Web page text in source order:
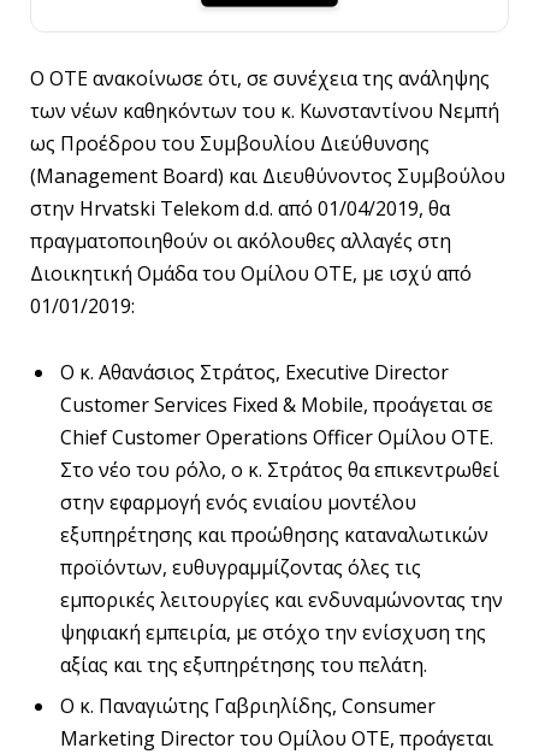
Ο ΟΤΕ ανακοίνωσε ότι, σε συνέχεια της ανάληψης
των νέων καθηκόντων του κ. Κωνσταντίνου Νεμπή
ως Προέδρου του Συμβουλίου Διεύθυνσης
(Management Board) και Διευθύνοντος Συμβούλου
στην Hrvatski Telekom d.d. από 01/04/2019, θα
πραγματοποιηθούν οι ακόλουθες αλλαγές στη
Διοικητική Ομάδα του Ομίλου ΟΤΕ, με ισχύ από
01/01/2019:
Ο κ. Αθανάσιος Στράτος, Executive Director
Customer Services Fixed & Mobile, προάγεται σε
Chief Customer Operations Officer Ομίλου ΟΤΕ.
Στο νέο του ρόλο, ο κ. Στράτος θα επικεντρωθεί
στην εφαρμογή ενός ενιαίου μοντέλου
εξυπηρέτησης και προώθησης καταναλωτικών
προϊόντων, ευθυγραμμίζοντας όλες τις
εμπορικές λειτουργίες και ενδυναμώνοντας την
ψηφιακή εμπειρία, με στόχο την ενίσχυση της
αξίας και της εξυπηρέτησης του πελάτη.
Ο κ. Παναγιώτης Γαβριηλίδης, Consumer
Marketing Director του Ομίλου ΟΤΕ, προάγεται